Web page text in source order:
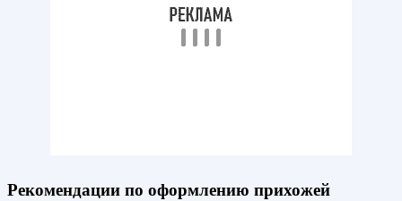
Рекомендации по оформлению прихожей